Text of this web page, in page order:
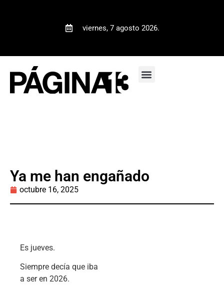
viernes, 7 agosto 2026.
Ya me han engañado
octubre 16, 2025
Es jueves.
Siempre decía que iba
a ser en 2026.